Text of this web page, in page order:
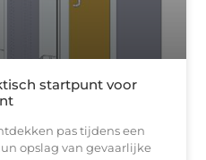
startpunt voor
pas tijdens een
opslag van gevaarlijke